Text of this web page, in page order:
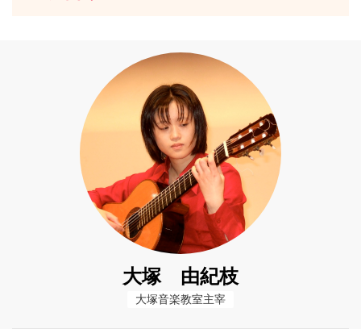
大塚 由紀枝
大塚音楽教室主宰